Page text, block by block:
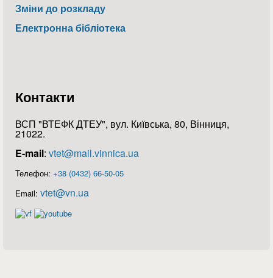
Зміни до розкладу
Електронна бібліотека
Контакти
ВСП "ВТЕФК ДТЕУ", вул. Київська, 80, Вінниця,
21022.
E-mail: vtet@mail.vinnica.ua
Телефон: +38 (0432) 66-50-05
Email: vtet@vn.ua